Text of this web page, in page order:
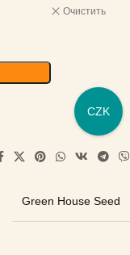
Очистить
Green House Seed
CZK